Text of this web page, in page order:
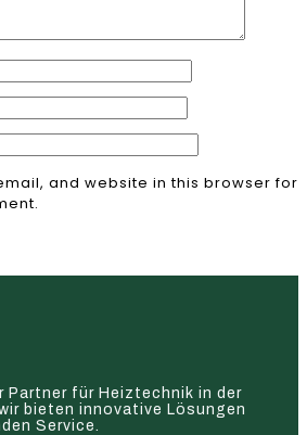
and website in this browser for
Partner für Heiztechnik in der
bieten innovative Lösungen
Service.